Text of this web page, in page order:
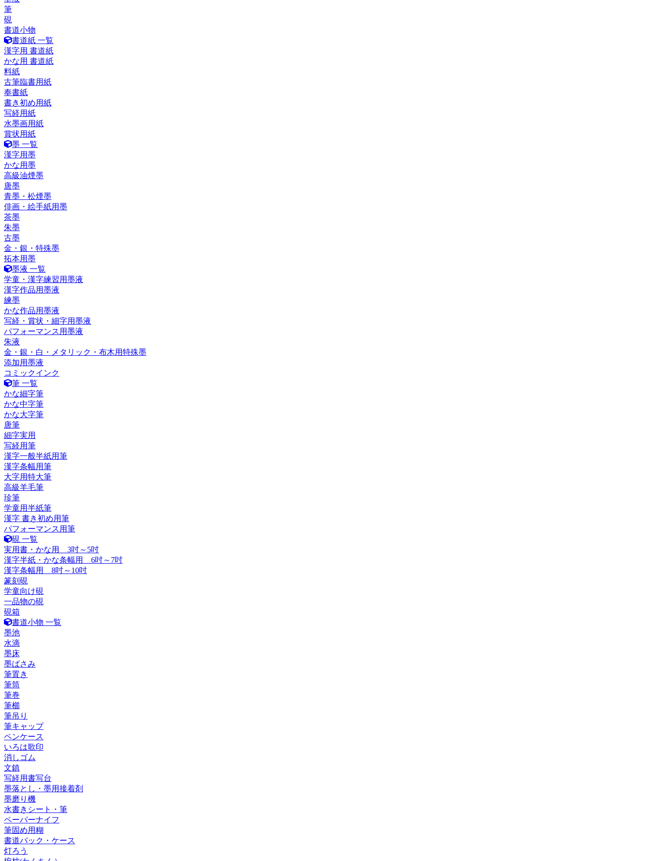
筆
硯
書道小物
書道紙 一覧
漢字用 書道紙
かな用 書道紙
料紙
古筆臨書用紙
奉書紙
書き初め用紙
写経用紙
水墨画用紙
賞状用紙
墨 一覧
漢字用墨
かな用墨
高級油煙墨
唐墨
青墨・松煙墨
俳画・絵手紙用墨
茶墨
朱墨
古墨
金・銀・特殊墨
拓本用墨
墨液 一覧
学童・漢字練習用墨液
漢字作品用墨液
練墨
かな作品用墨液
写経・賞状・細字用墨液
パフォーマンス用墨液
朱液
金・銀・白・メタリック・布木用特殊墨
添加用墨液
コミックインク
筆 一覧
かな細字筆
かな中字筆
かな大字筆
唐筆
細字実用
写経用筆
漢字一般半紙用筆
漢字条幅用筆
大字用特大筆
高級羊毛筆
珍筆
学童用半紙筆
漢字 書き初め用筆
パフォーマンス用筆
硯 一覧
実用書・かな用 3吋～5吋
漢字半紙・かな条幅用 6吋～7吋
漢字条幅用 8吋～10吋
篆刻硯
学童向け硯
一品物の硯
硯箱
書道小物 一覧
墨池
水滴
墨床
墨ばさみ
筆置き
筆筒
筆巻
筆櫛
筆吊り
筆キャップ
ペンケース
いろは歌印
消しゴム
文鎮
写経用書写台
墨落とし・墨用接着剤
墨磨り機
水書きシート・筆
ペーパーナイフ
筆固め用糊
書道バック・ケース
灯ろう